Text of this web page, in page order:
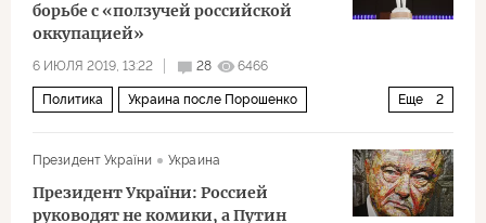
борьбе с «ползучей российской
оккупацией»
6 ИЮЛЯ 2019, 13:22 28 6466
Еще 2
Политика Украина после Порошенко
Президент України
Украина
Президент України: Россией
руководят не комики, а Путин